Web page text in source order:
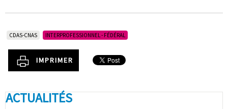
CDAS-CNAS INTERPROFESSIONNEL - FÉDÉRAL
IMPRIMER
ACTUALITÉS